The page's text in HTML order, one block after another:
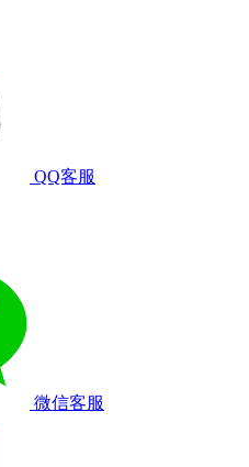
QQ客服
微信客服